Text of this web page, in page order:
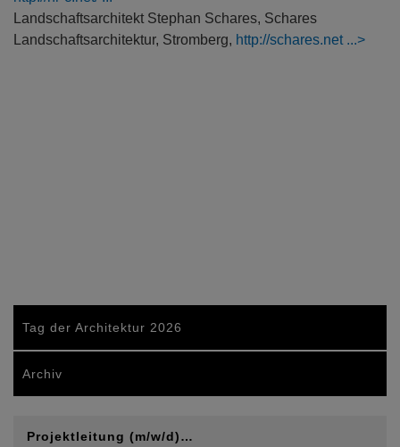
Landschaftsarchitekt Stephan Schares, Schares
Landschaftsarchitektur, Stromberg, http://schares.net
Tag der Architektur 2026
Archiv
Projektleitung (m/w/d)…